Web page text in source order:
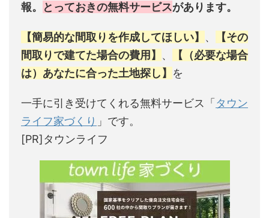
報。
とっておきの無料サービスがあります。
【簡易的な間取りを作成してほしい】 、
【その
間取りで建てた場合の費用】 、
【（必要な場合
は）あなたに合った土地探し】 を
一手に引き受けてくれる無料サービス「 タウン
ライフ家づくり 」です。
[PR]タウンライフ